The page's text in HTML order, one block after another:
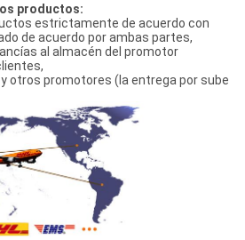
productos:
estrictamente de acuerdo con
de acuerdo por ambas partes,
al almacén del promotor
otros promotores (la entrega por sube